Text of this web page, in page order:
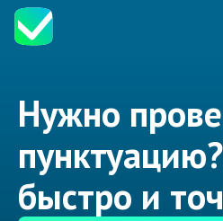
Нужно
быстро и